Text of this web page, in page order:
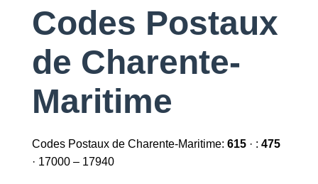
Codes Postaux
de Charente-
Maritime
Codes Postaux de Charente-Maritime: 615· : 475
· 17000 – 17940